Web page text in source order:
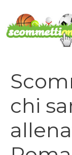
contenuto
chi